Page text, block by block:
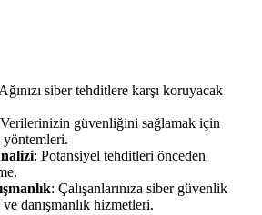
siber tehditlere karşı koruyacak
güvenliğini sağlamak için
yöntemleri.
: Potansiyel tehditleri önceden
: Çalışanlarınıza siber güvenlik
danışmanlık hizmetleri.